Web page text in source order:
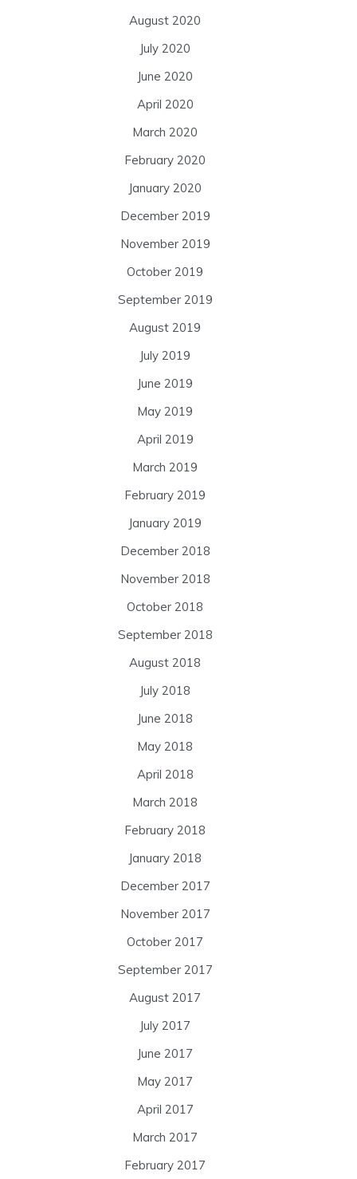
August 2020
July 2020
June 2020
April 2020
March 2020
February 2020
January 2020
December 2019
November 2019
October 2019
September 2019
August 2019
July 2019
June 2019
May 2019
April 2019
March 2019
February 2019
January 2019
December 2018
November 2018
October 2018
September 2018
August 2018
July 2018
June 2018
May 2018
April 2018
March 2018
February 2018
January 2018
December 2017
November 2017
October 2017
September 2017
August 2017
July 2017
June 2017
May 2017
April 2017
March 2017
February 2017